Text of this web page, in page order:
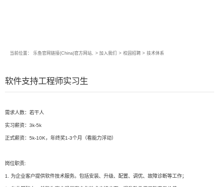
当前位置： 乐鱼官网链接(China)官方网站, > 加入我们 > 校园招聘 > 技术体系
软件支持工程师实习生
需求人数：若干人
实习薪资：3k-5k
正式薪资：5k-10K，年终奖1-3个月（看能力浮动）
岗位职责:
1. 为企业客户提供软件技术服务。包括安装、升级、配置、调优、故障诊断等工作；